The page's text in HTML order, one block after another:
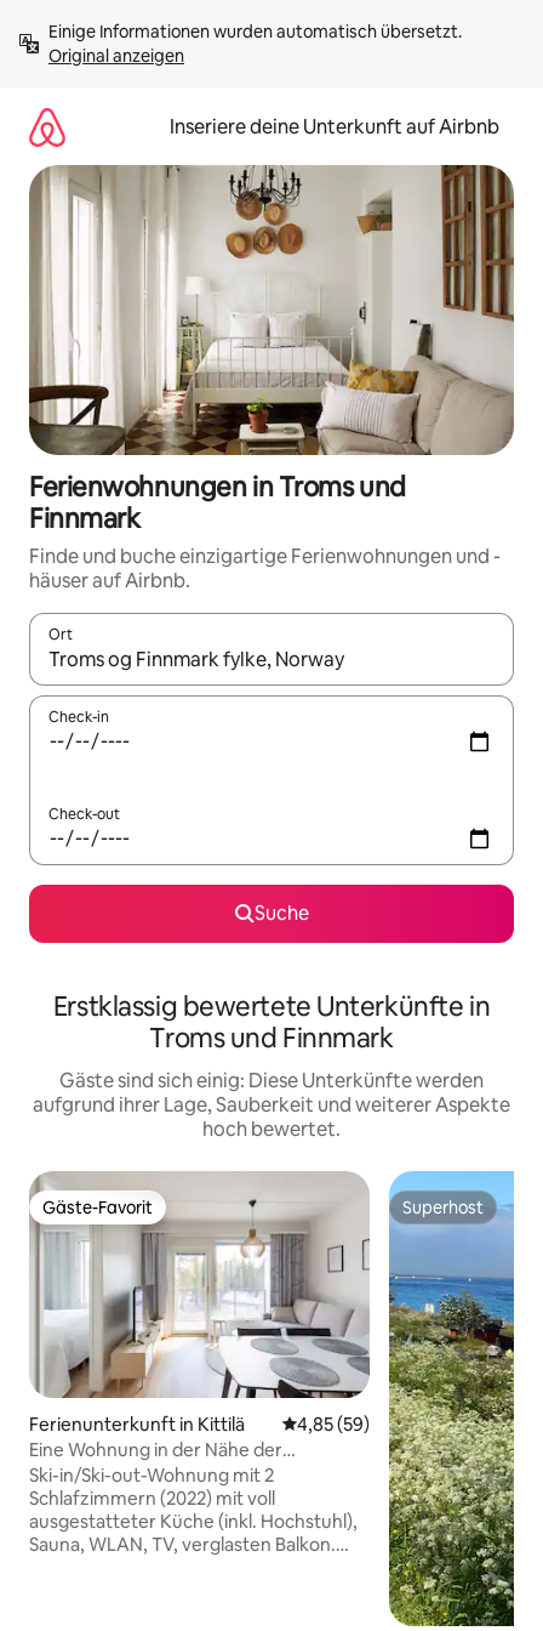
Inhalten
springenOriginal anzeigen
Inseriere deine Unterkunft auf Airbnb
Ferienwohnungen in Troms und
Finnmark
Finde und buche einzigartige Ferienwohnungen und -
häuser auf Airbnb.
Ort
Wenn Ergebnisse verfügbar sind, navigiere mit den
Check-in
Check-out
Suche
Erstklassig bewertete Unterkünfte in
Troms und Finnmark
Gäste sind sich einig: Diese Unterkünfte werden
aufgrund ihrer Lage, Sauberkeit und weiterer Aspekte
hoch bewertet.
Gäste-Favorit
Gäste-Favorit
Ferienunterkunft in Kittilä Durchschnittliche Bewertung:
4,85 (59)
Eine Wohnung in der Nähe der
Südhänge
Ski-in/Ski-out-Wohnung mit 2
Schlafzimmern (2022) mit voll
ausgestatteter Küche (inkl. Hochstuhl),
Sauna, WLAN, TV, verglasten Balkon.
Superhost
Superhost